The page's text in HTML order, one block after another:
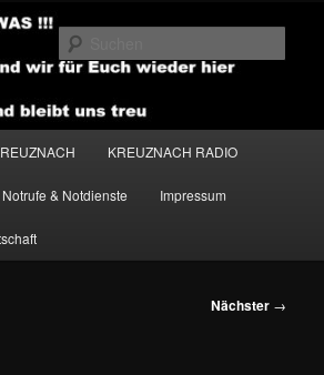
KREUZNACH RADIO
Notrufe & Notdienste Impressum
Nächster →